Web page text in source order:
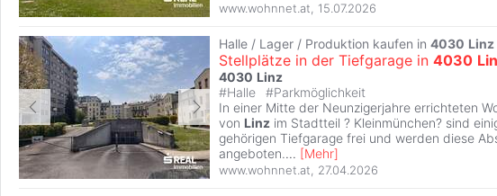
www.wohnnet.at 15.07.2026
Halle / Lager / Produktion kaufen in 4030 Linz
Stellplätze in der Tiefgarage in 4030
4030 Linz
#Halle #Parkmöglichkeit
In einer Mitte der Neunzigerjahre errichteten
von Linz im Stadtteil ? Kleinmünchen? sind
gehörigen Tiefgarage frei und werden diese
angeboten.... [Mehr]
www.wohnnet.at 27.04.2026